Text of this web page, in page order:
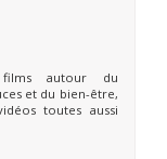
autour du
et du bien-être,
toutes aussi